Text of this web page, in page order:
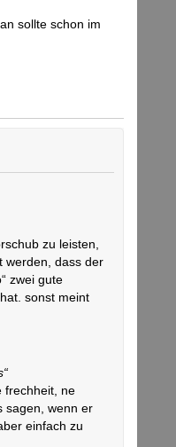
sollte schon im
zu leisten,
werden, dass der
zwei gute
sonst meint
frechheit, ne
sagen, wenn er
einfach zu